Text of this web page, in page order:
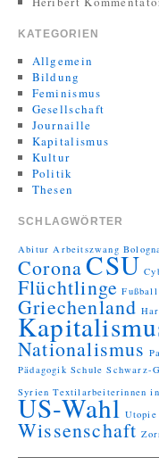
KATEGORIEN
Allgemein
Bildung
Feminismus
Gesellschaft
Journaille
Kapitalismus
Kultur
Politik
Thesen
SCHLAGWÖRTER
Abitur Arbeitszwang
CoronaCSU
Flüchtlinge Fußball
Griechenland
Nationalismus
Pädagogik Schule Schwarz-
Syrien Textilarbeiterinnen in
US-Wahl Utopie
Wissenschaft